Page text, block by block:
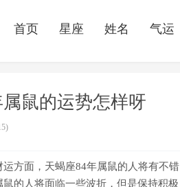
首页 星座 姓名 气运
鼠的运势怎样呀
方面，天蝎座84年属鼠的人将有不错
的人将面临一些波折，但是保持积极